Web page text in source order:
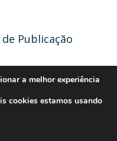
Publicação
de Privacidade
a melhor experiência
cookies estamos usando